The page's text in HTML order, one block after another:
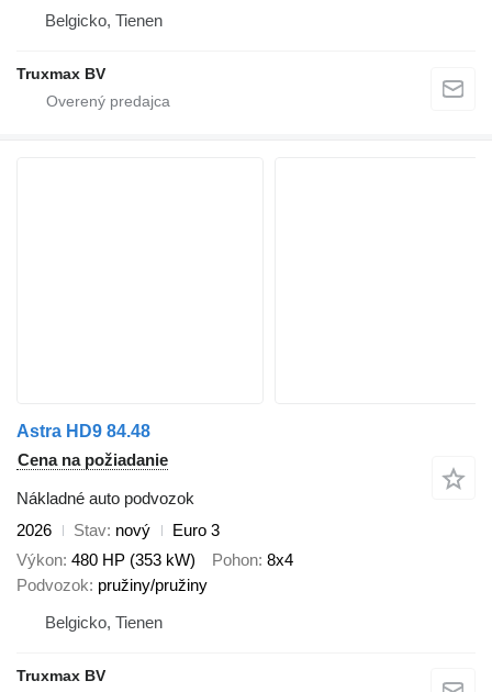
Belgicko, Tienen
Truxmax BV
Astra HD9 84.48
Cena na požiadanie
Nákladné auto podvozok
2026
Stav nový
Euro 3
Výkon 480 HP (353 kW) Pohon 8x4
Podvozok pružiny/pružiny
Belgicko, Tienen
Truxmax BV